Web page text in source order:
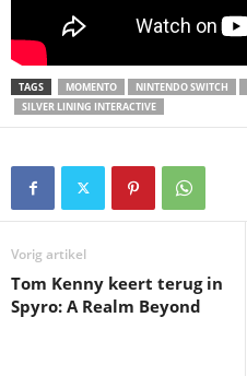
TAGS MOMENTO NINTENDO SWITCH
SILVER LINING INTERACTIVE
Vorig artikel
Tom Kenny keert terug in
Spyro: A Realm Beyond